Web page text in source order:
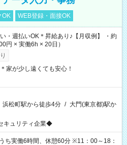
OK WEB登録・面接OK
・週払いOK＊昇給あり♪【月収例】 ・約
円 × 実働6h × 20日）
が少し遠くても安心！
浜松町駅から徒歩4分 / 大門(東京都)駅か
ュリティ企業◆
ち実働6時間、休憩60分 ※11：00～18：